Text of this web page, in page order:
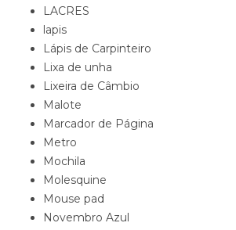
LACRES
lapis
Lápis de Carpinteiro
Lixa de unha
Lixeira de Câmbio
Malote
Marcador de Página
Metro
Mochila
Molesquine
Mouse pad
Novembro Azul